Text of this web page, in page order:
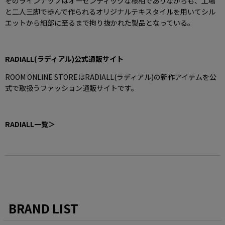
と二人三脚で歩んで作られるオリジナルテキスタイルを用いてシル
エットから細部に至るまで拘り抜かれた製品となっている。
RADIALL(ラディアル)公式通販サイト
ROOM ONLINE STOREはRADIALL(ラディアル)の新作アイテムを公
式で取扱うファッション通販サイトです。
RADIALL一覧＞
BRAND LIST